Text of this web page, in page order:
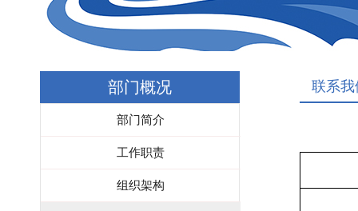
部门概况
部门简介
工作职责
组织架构
联系我